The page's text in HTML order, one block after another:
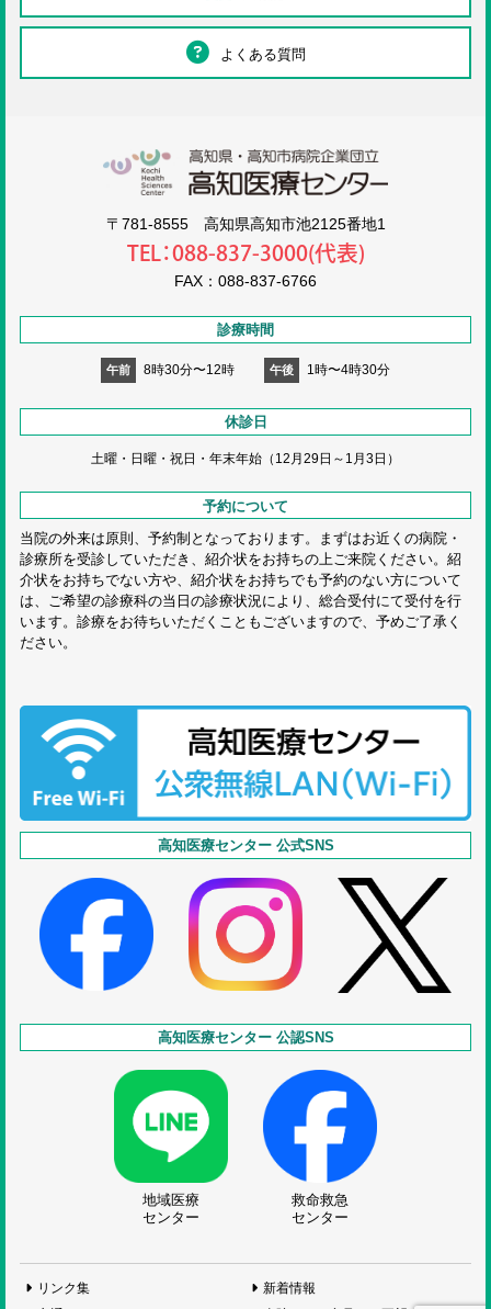
よくある質問
〒781-8555 高知県高知市池2125番地1
TEL：088-837-3000(代表)
FAX：088-837-6766
診療時間
午前 8時30分〜12時 午後 1時〜4時30分
休診日
土曜・日曜・祝日・ 年末年始（12月29日～1月3日）
予約について
当院の外来は原則、予約制となっております。まずはお近くの病院・
診療所を受診していただき、紹介状をお持ちの上ご来院ください。紹
介状をお持ちでない方や、紹介状をお持ちでも予約のない方について
は、ご希望の診療科の当日の診療状況により、総合受付にて受付を行
います。診療をお待ちいただくこともございますので、予めご了承く
ださい。
高知医療センター 公式SNS
高知医療センター 公認SNS
地域医療
センター
救命救急
センター
リンク集
新着情報